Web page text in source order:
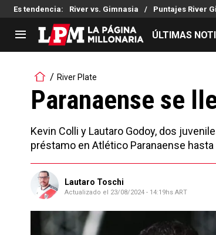
Es tendencia: River vs. Gimnasia Puntajes River
LIGA PROFESIONAL
Noticias
Tabla de posiciones
Reserva
Copa
Copa Argentina
ÚLTIMAS
River Plate
Paranaense se
Kevin Colli y Lautaro Godoy, dos
préstamo en Atlético Paranaense
Lautaro Toschi
Actualizado el 23/08/2024 - 14:19hs ART